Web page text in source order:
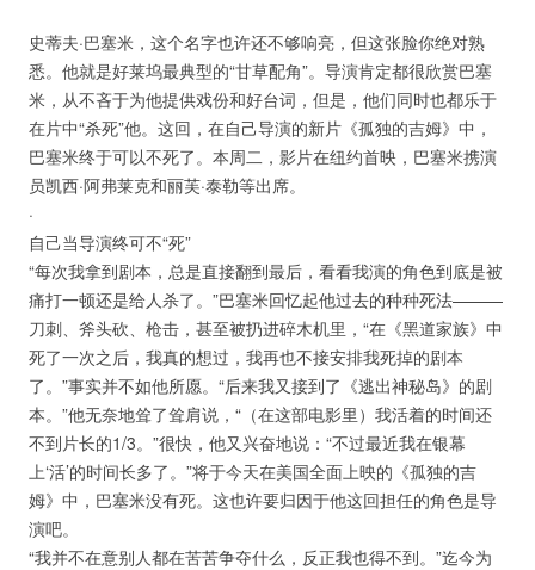
史蒂夫·巴塞米，这个名字也许还不够响亮，但这张脸你绝对熟
悉。他就是好莱坞最典型的“甘草配角”。导演肯定都很欣赏巴塞
米，从不吝于为他提供戏份和好台词，但是，他们同时也都乐于
在片中“杀死”他。这回，在自己导演的新片《孤独的吉姆》中，
巴塞米终于可以不死了。本周二，影片在纽约首映，巴塞米携演
员凯西·阿弗莱克和丽芙·泰勒等出席。
·
自己当导演终可不“死”
“每次我拿到剧本，总是直接翻到最后，看看我演的角色到底是被
痛打一顿还是给人杀了。”巴塞米回忆起他过去的种种死法———
刀刺、斧头砍、枪击，甚至被扔进碎木机里，“在《黑道家族》中
死了一次之后，我真的想过，我再也不接安排我死掉的剧本
了。”事实并不如他所愿。“后来我又接到了《逃出神秘岛》的剧
本。”他无奈地耸了耸肩说，“（在这部电影里）我活着的时间还
不到片长的1/3。”很快，他又兴奋地说：“不过最近我在银幕
上‘活’的时间长多了。”将于今天在美国全面上映的《孤独的吉
姆》中，巴塞米没有死。这也许要归因于他这回担任的角色是导
演吧。
“我并不在意别人都在苦苦争夺什么，反正我也得不到。”迄今为